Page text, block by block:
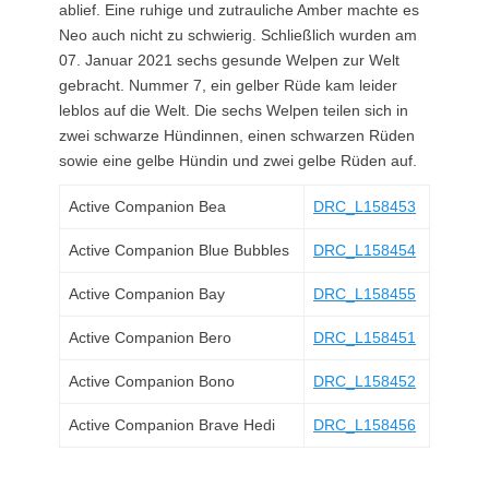
ablief. Eine ruhige und zutrauliche Amber machte es
Neo auch nicht zu schwierig. Schließlich wurden am
07. Januar 2021 sechs gesunde Welpen zur Welt
gebracht. Nummer 7, ein gelber Rüde kam leider
leblos auf die Welt. Die sechs Welpen teilen sich in
zwei schwarze Hündinnen, einen schwarzen Rüden
sowie eine gelbe Hündin und zwei gelbe Rüden auf.
Active Companion Bea DRC_L158453
Active Companion Blue Bubbles DRC_L158454
Active Companion Bay DRC_L158455
Active Companion Bero DRC_L158451
Active Companion Bono DRC_L158452
Active Companion Brave Hedi DRC_L158456